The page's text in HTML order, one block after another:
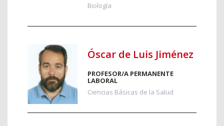
Biología
Óscar de Luis Jiménez
PROFESOR/A PERMANENTE
LABORAL
Ciencias Básicas de la Salud